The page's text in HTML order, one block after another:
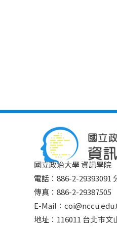
國立政治大學 資訊學院
電話：886-2-29393091
傳真：886-2-29387505
E-Mail：
地址：116011 台北市文